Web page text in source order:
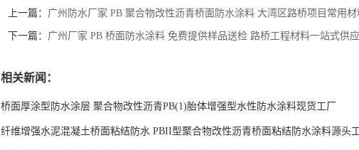
上一篇： 广州防水厂家 PB 聚合物改性沥青桥面防水涂料 大湾区路桥项目常用材
下一篇： 广州厂家 PB 桥面防水涂料 免费提供样品送检 路桥工程材料一站式供应
相关新闻：
桥面厚涂型防水涂层 聚合物改性沥青PB(1)胎体增强型水性防水涂料现货工厂
纤维增强水泥混凝土桥面粘结防水 PBII型聚合物改性沥青桥面粘结防水涂料源头